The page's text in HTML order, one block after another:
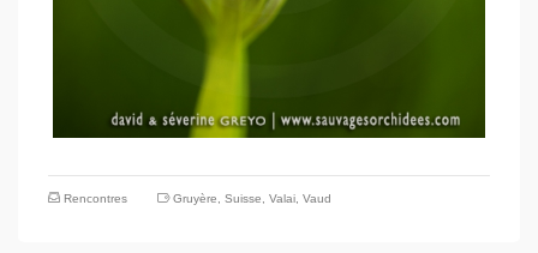
Rencontres Gruyère Suisse Valai Vaud